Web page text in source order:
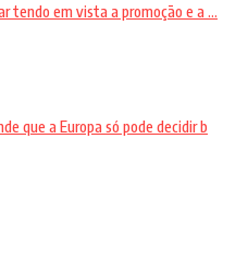
tendo em vista a promoção e a ...
que a Europa só pode decidir b